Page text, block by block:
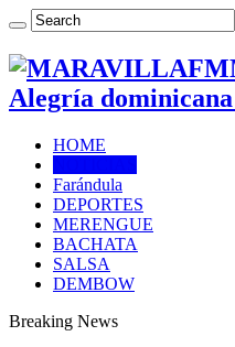
Alegría
HOME
Farándula
DEPORTES
MERENGUE
BACHATA
SALSA
DEMBOW
Breaking News